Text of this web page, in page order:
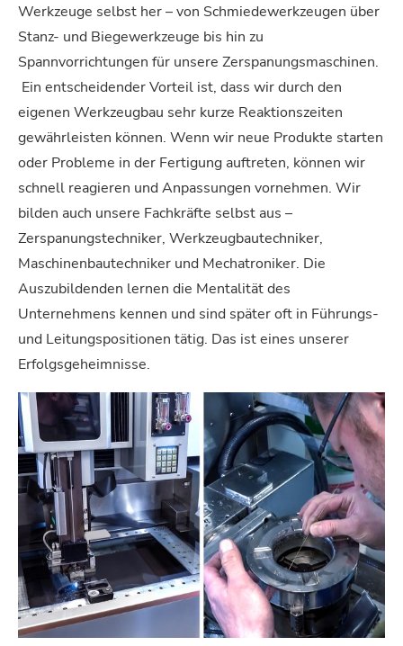
Werkzeuge selbst her – von Schmiedewerkzeugen über
Stanz- und Biegewerkzeuge bis hin zu
Spannvorrichtungen für unsere Zerspanungsmaschinen.
Ein entscheidender Vorteil ist, dass wir durch den
eigenen Werkzeugbau sehr kurze Reaktionszeiten
gewährleisten können. Wenn wir neue Produkte starten
oder Probleme in der Fertigung auftreten, können wir
schnell reagieren und Anpassungen vornehmen. Wir
bilden auch unsere Fachkräfte selbst aus –
Zerspanungstechniker, Werkzeugbautechniker,
Maschinenbautechniker und Mechatroniker. Die
Auszubildenden lernen die Mentalität des
Unternehmens kennen und sind später oft in Führungs-
und Leitungspositionen tätig. Das ist eines unserer
Erfolgsgeheimnisse.